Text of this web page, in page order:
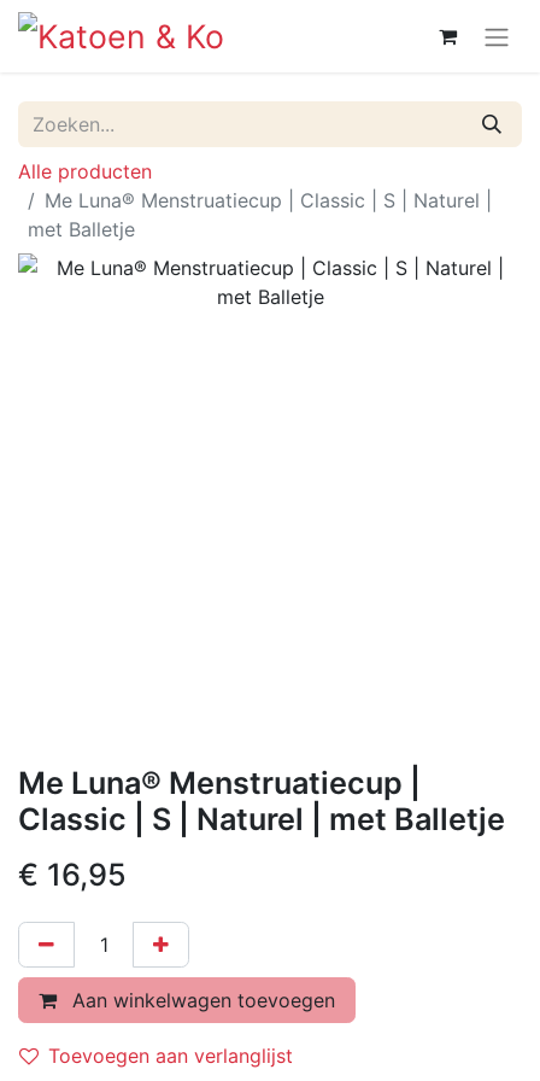
Alle producten
Me Luna® Menstruatiecup | Classic | S | Naturel |
met Balletje
Me Luna® Menstruatiecup |
Classic | S | Naturel | met Balletje
€ 16,95
Aan winkelwagen toevoegen
Toevoegen aan verlanglijst